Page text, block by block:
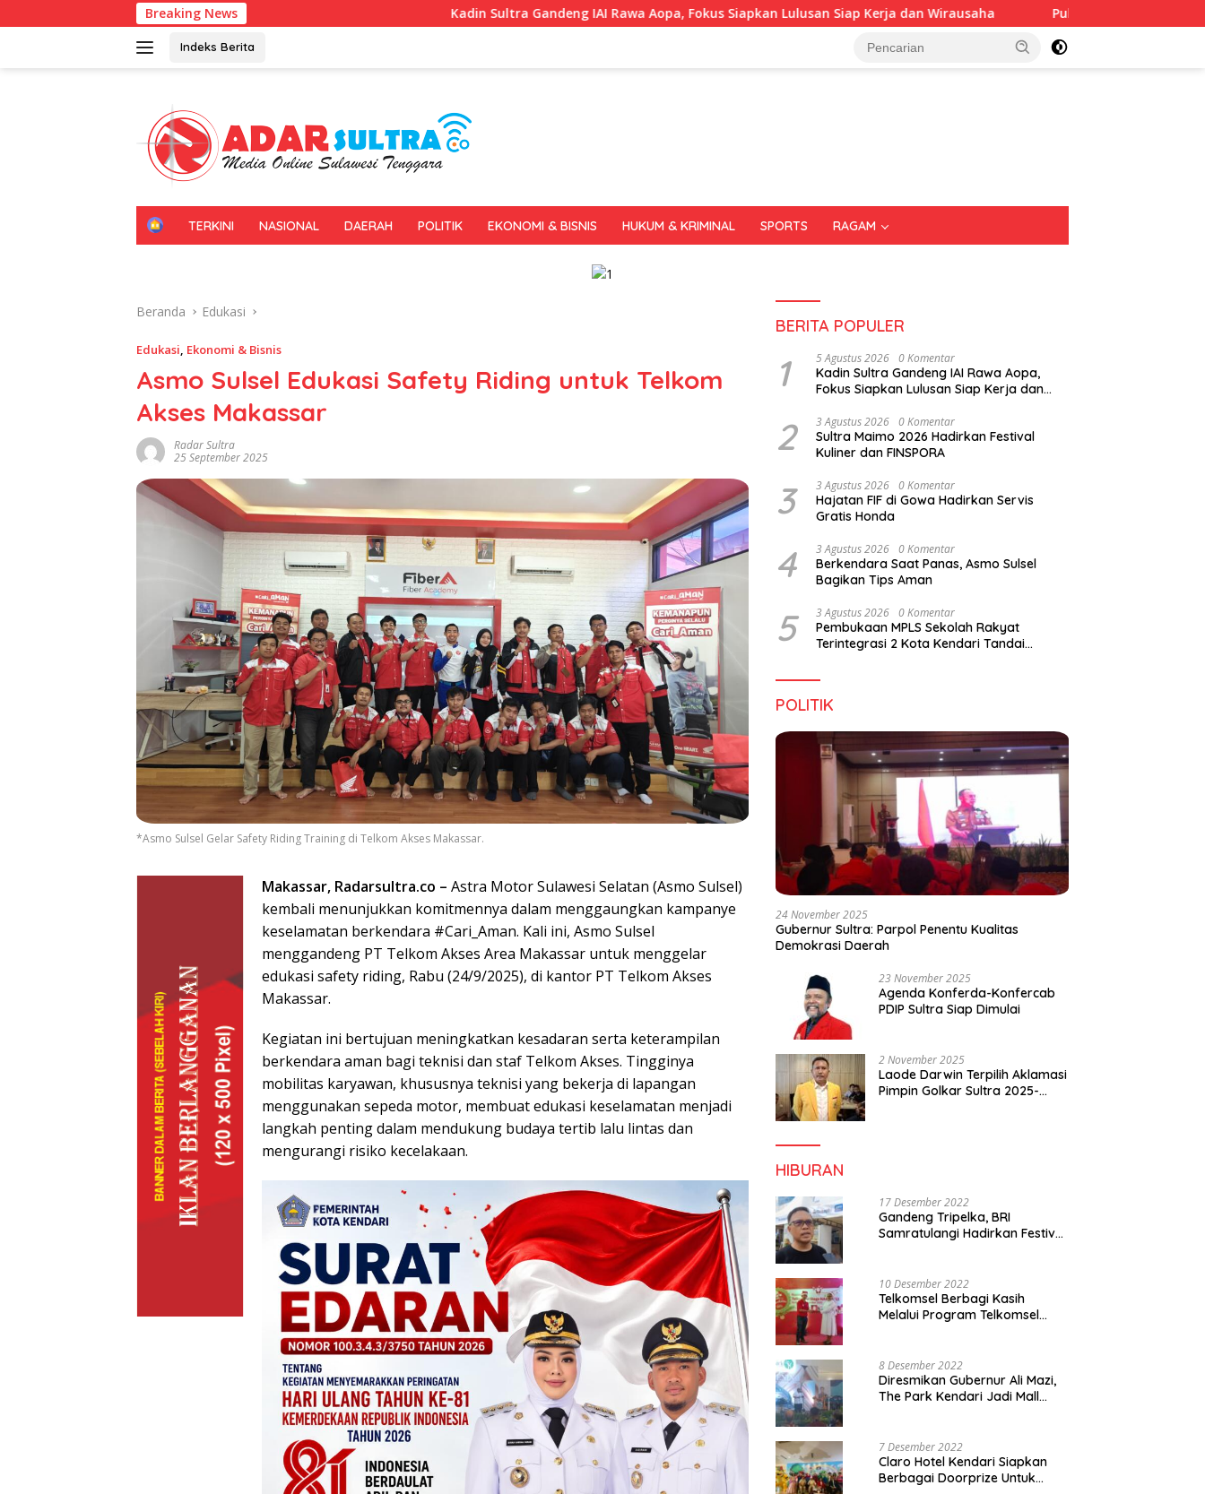
ke
Breaking News Kadin Sultra Gandeng IAI Rawa Aopa, Fokus Siapkan Lulusan Siap Kerja dan Wirausaha Puluhan Tenant Ramaikan Festival Kuliner
Indeks Berita
H
TERKINI NASIONAL DAERAH POLITIK EKONOMI & BISNIS HUKUM & KRIMINAL SPORTS RAGAM
Beranda Edukasi
Edukasi Ekonomi & Bisnis
Asmo Sulsel Edukasi Safety Riding untuk Telkom
Akses Makassar
Radar Sultra
25 September 2025
*Asmo Sulsel Gelar Safety Riding Training di Telkom Akses Makassar.
Makassar, Radarsultra.co – Astra Motor Sulawesi Selatan (Asmo Sulsel)
kembali menunjukkan komitmennya dalam menggaungkan kampanye
keselamatan berkendara #Cari_Aman. Kali ini, Asmo Sulsel
menggandeng PT Telkom Akses Area Makassar untuk menggelar
edukasi safety riding, Rabu (24/9/2025), di kantor PT Telkom Akses
Makassar.
Kegiatan ini bertujuan meningkatkan kesadaran serta keterampilan
berkendara aman bagi teknisi dan staf Telkom Akses. Tingginya
mobilitas karyawan, khususnya teknisi yang bekerja di lapangan
menggunakan sepeda motor, membuat edukasi keselamatan menjadi
langkah penting dalam mendukung budaya tertib lalu lintas dan
mengurangi risiko kecelakaan.
BERITA POPULER
1 5 Agustus 2026 0 Komentar
Kadin Sultra Gandeng IAI Rawa Aopa,
Fokus Siapkan Lulusan Siap Kerja dan
2 3 Agustus 2026 0 Komentar
Sultra Maimo 2026 Hadirkan Festival
Kuliner dan FINSPORA
3 3 Agustus 2026 0 Komentar
Hajatan FIF di Gowa Hadirkan Servis
Gratis Honda
4 3 Agustus 2026 0 Komentar
Berkendara Saat Panas, Asmo Sulsel
Bagikan Tips Aman
5 3 Agustus 2026 0 Komentar
Pembukaan MPLS Sekolah Rakyat
Terintegrasi 2 Kota Kendari Tandai
POLITIK
24 November 2025
Gubernur Sultra: Parpol Penentu Kualitas
Demokrasi Daerah
23 November 2025
Agenda Konferda-Konfercab
PDIP Sultra Siap Dimulai
2 November 2025
Laode Darwin Terpilih Aklamasi
Pimpin Golkar Sultra 2025-
HIBURAN
17 Desember 2022
Gandeng Tripelka, BRI
Samratulangi Hadirkan Festival
10 Desember 2022
Telkomsel Berbagi Kasih
Melalui Program Telkomsel
8 Desember 2022
Diresmikan Gubernur Ali Mazi,
The Park Kendari Jadi Mall
7 Desember 2022
Claro Hotel Kendari Siapkan
Berbagai Doorprize Untuk